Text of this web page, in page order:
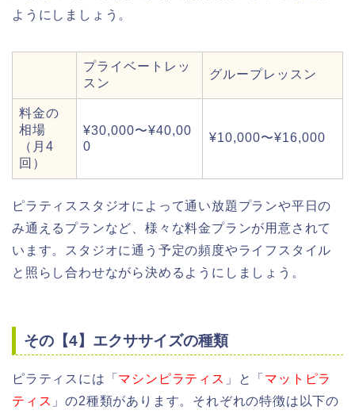
ようにしましょう。
プライベートレッ
スン
グループレッスン
料金の
相場
（月4
回）
¥30,000〜¥40,00
0
¥10,000〜¥16,000
ピラティススタジオによって通い放題プランや平日の
み通えるプランなど、様々な料金プランが用意されて
います。スタジオに通う予定の頻度やライフスタイル
と照らし合わせながら決めるようにしましょう。
その【4】エクササイズの種類
ピラティスには「 マシンピラティス 」と「 マットピラ
ティス 」の2種類があります。それぞれの特徴は以下の